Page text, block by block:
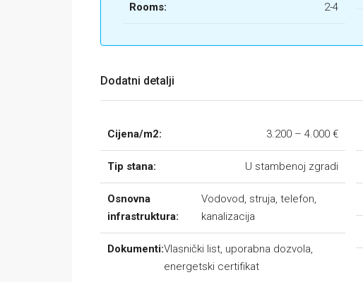
Rooms: 2-4
Dodatni detalji
Cijena/m2: 3.200 – 4.000 €
Tip stana: U stambenoj zgradi
Osnovna
infrastruktura:
Vodovod, struja, telefon,
kanalizacija
Dokumenti:Vlasnički list, uporabna dozvola,
energetski certifikat